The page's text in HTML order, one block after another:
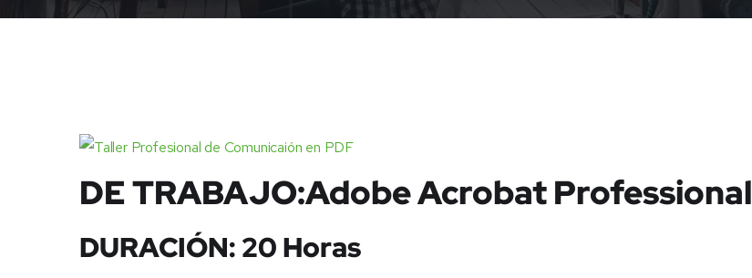
DE TRABAJO:Adobe Acrobat Professional
DURACIÓN: 20 Horas